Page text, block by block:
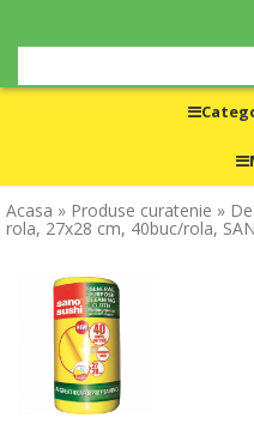
Acasa » Produse curatenie »
rola, 27x28 cm, 40buc/rola,